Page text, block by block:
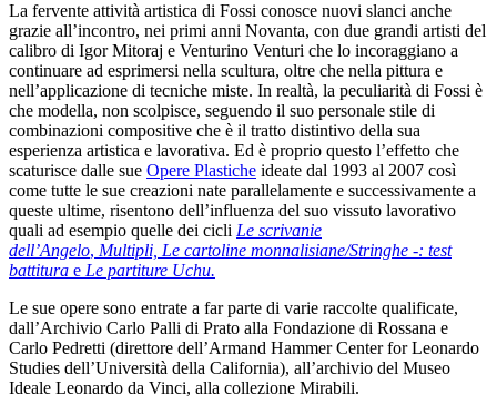
La fervente attività artistica di Fossi conosce nuovi slanci anche
grazie all’incontro, nei primi anni Novanta, con due grandi artisti del
calibro di Igor Mitoraj e Venturino Venturi che lo incoraggiano a
continuare ad esprimersi nella scultura, oltre che nella pittura e
nell’applicazione di tecniche miste. In realtà, la peculiarità di Fossi è
che modella, non scolpisce, seguendo il suo personale stile di
combinazioni compositive che è il tratto distintivo della sua
esperienza artistica e lavorativa. Ed è proprio questo l’effetto che
scaturisce dalle sue Opere Plastiche ideate dal 1993 al 2007 così
come tutte le sue creazioni nate parallelamente e successivamente a
queste ultime, risentono dell’influenza del suo vissuto lavorativo
quali ad esempio quelle dei cicli Le scrivanie
dell’Angelo, Multipli, Le cartoline monnalisiane/Stringhe -: test
battitura e Le partiture Uchu.
Le sue opere sono entrate a far parte di varie raccolte qualificate,
dall’Archivio Carlo Palli di Prato alla Fondazione di Rossana e
Carlo Pedretti (direttore dell’Armand Hammer Center for Leonardo
Studies dell’Università della California), all’archivio del Museo
Ideale Leonardo da Vinci, alla collezione Mirabili.